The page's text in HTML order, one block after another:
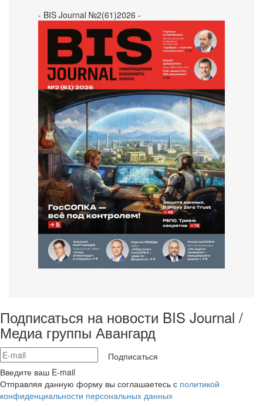
- BIS Journal №2(61)2026 -
Подписаться на новости BIS Journal /
Медиа группы Авангард
Подписаться
Введите ваш E-mail
Отправляя данную форму вы соглашаетесь с политикой
конфиденциальности персональных данных